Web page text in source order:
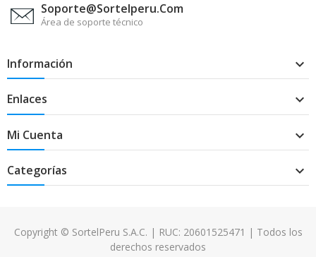
Soporte@sortelperu.com
Área de soporte técnico
Información 
Enlaces 
Mi Cuenta 
Categorías 
Copyright © SortelPeru S.A.C. | RUC: 20601525471 | Todos los
derechos reservados